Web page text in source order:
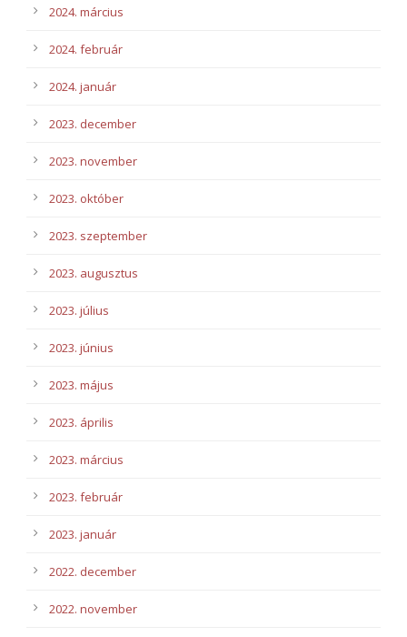
2024. március
2024. február
2024. január
2023. december
2023. november
2023. október
2023. szeptember
2023. augusztus
2023. július
2023. június
2023. május
2023. április
2023. március
2023. február
2023. január
2022. december
2022. november